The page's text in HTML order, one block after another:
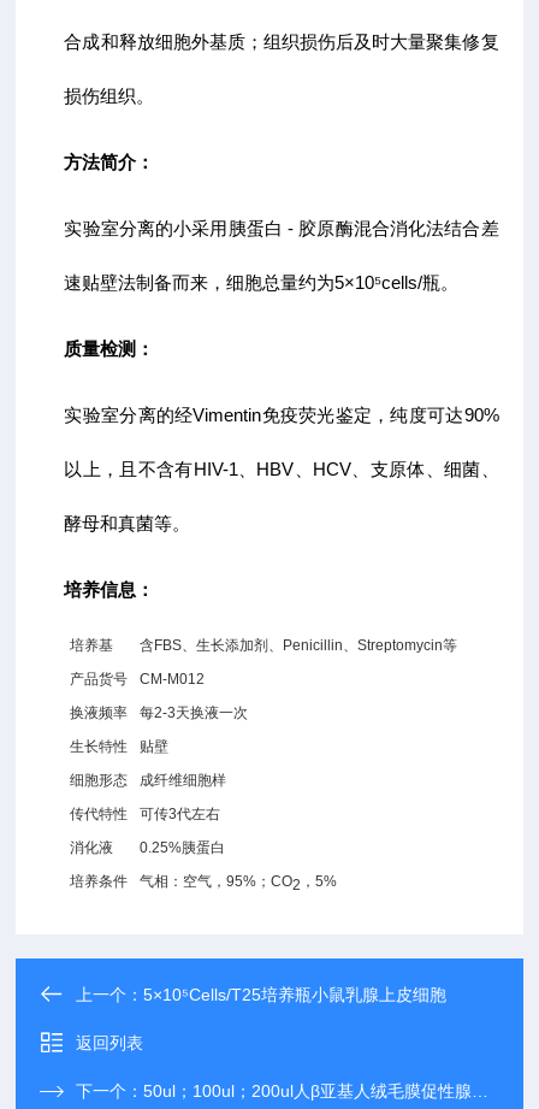
合成和释放细胞外基质；组织损伤后及时大量聚集修复
损伤组织。
方法简介：
实验室分离的小采用胰蛋白 - 胶原酶混合消化法结合差
速贴壁法制备而来，细胞总量约为5×10⁵cells/瓶。
质量检测：
实验室分离的经Vimentin免疫荧光鉴定，纯度可达90%
以上，且不含有HIV-1、HBV、HCV、支原体、细菌、
酵母和真菌等。
培养信息：
培养基
含FBS、生长添加剂、Penicillin、Streptomycin等
产品货号
CM-M012
换液频率
每2-3天换液一次
生长特性
贴壁
细胞形态
成纤维细胞样
传代特性
可传3代左右
消化液
0.25%胰蛋白
培养条件
气相：空气，95%；CO2 ，5%
上一个：5×10⁵Cells/T25培养瓶小鼠乳腺上皮细胞
返回列表
下一个：50ul；100ul；200ul人β亚基人绒毛膜促性腺激素（β HCG）抗体